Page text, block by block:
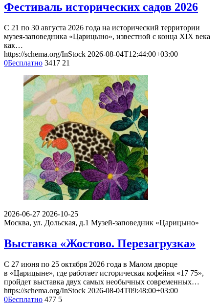
Фестиваль исторических садов 2026
С 21 по 30 августа 2026 года на исторический территории
музея-заповедника «Царицыно», известной с конца XIX века
как…
https://schema.org/InStock 2026-08-04T12:44:00+03:00
0Бесплатно 3417 21
2026-06-27 2026-10-25
Москва, ул. Дольская, д.1 Музей-заповедник «Царицыно»
Выставка «Жостово. Перезагрузка»
С 27 июня по 25 октября 2026 года в Малом дворце
в «Царицыне», где работает историческая кофейня «17 75»,
пройдет выставка двух самых необычных современных…
https://schema.org/InStock 2026-08-04T09:48:00+03:00
0Бесплатно 477 5